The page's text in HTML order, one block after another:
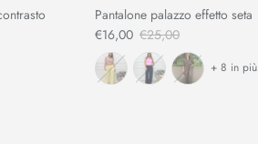
Pantalone palazzo effetto seta
€16,00 €25,00
+ 8 in più